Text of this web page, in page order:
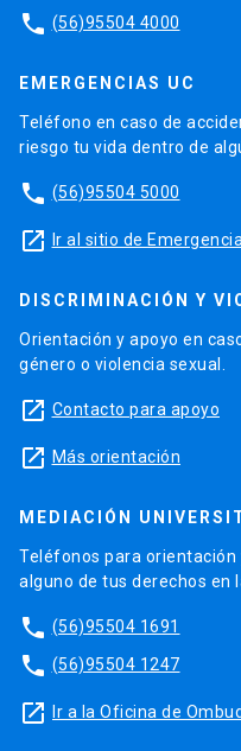
phone (56)95504 4000
EMERGENCIAS UC
Teléfono en caso de
riesgo tu vida dentro de
phone (56)95504 5000
launch Ir al sitio de
DISCRIMINACIÓN Y
Orientación y apoyo en
género o violencia sexual.
launch Contacto para apoyo
launch Más orientación
MEDIACIÓN
Teléfonos para orientación
alguno de tus derechos en
phone (56)95504 1691
phone (56)95504 1247
launch Ir a la Oficina de